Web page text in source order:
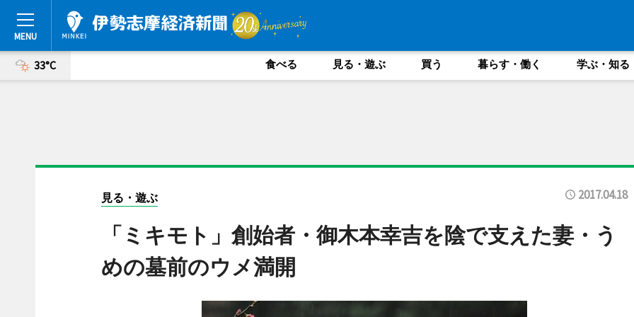
33°C 食べる 見る・遊ぶ 買う 暮らす・働く 学ぶ・知る
見る・遊ぶ 2017.04.18
「ミキモト」創始者・御木本幸吉を陰で支えた妻・う
めの墓前のウメ満開